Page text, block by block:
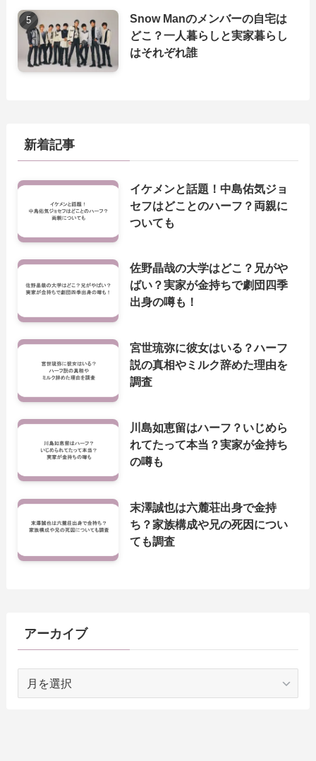
Snow Manのメンバーの自宅は
どこ？一人暮らしと実家暮らし
はそれぞれ誰
新着記事
イケメンと話題！中島佑気ジョ
セフはどことのハーフ？両親に
ついても
佐野晶哉の大学はどこ？兄がや
ばい？実家が金持ちで劇団四季
出身の噂も！
宮世琉弥に彼女はいる？ハーフ
説の真相やミルク辞めた理由を
調査
川島如恵留はハーフ？いじめら
れてたって本当？実家が金持ち
の噂も
末澤誠也は六麓荘出身で金持
ち？家族構成や兄の死因につい
ても調査
アーカイブ